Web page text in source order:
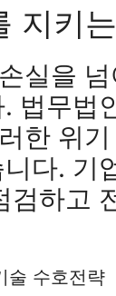
지키
실을
법무법
한 위
다. 기
검하고
술 수호전략